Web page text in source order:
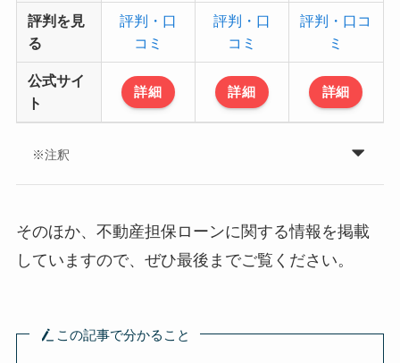
評判を見
る
評判・口
コミ
評判・口
コミ
評判・口コ
ミ
公式サイ
ト
詳細 詳細 詳細
※注釈
そのほか、不動産担保ローンに関する情報を掲載
していますので、ぜひ最後までご覧ください。
この記事で分かること